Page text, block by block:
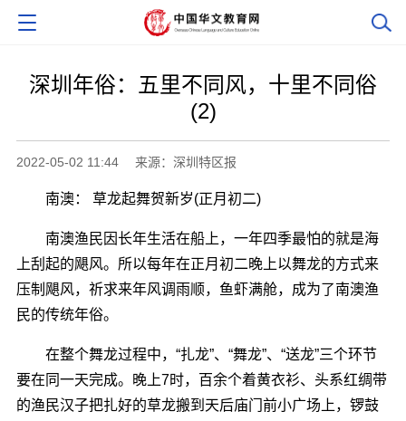
深圳年俗：五里不同风，十里不同俗
(2)
2022-05-02 11:44 来源：深圳特区报
南澳： 草龙起舞贺新岁(正月初二)
南澳渔民因长年生活在船上，一年四季最怕的就是海
上刮起的飓风。所以每年在正月初二晚上以舞龙的方式来
压制飓风，祈求来年风调雨顺，鱼虾满舱，成为了南澳渔
民的传统年俗。
在整个舞龙过程中，“扎龙”、“舞龙”、“送龙”三个环节
要在同一天完成。晚上7时，百余个着黄衣衫、头系红绸带
的渔民汉子把扎好的草龙搬到天后庙门前小广场上，锣鼓